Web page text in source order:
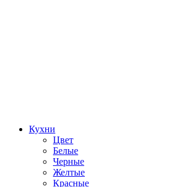
Кухни
Цвет
Белые
Черные
Желтые
Красные